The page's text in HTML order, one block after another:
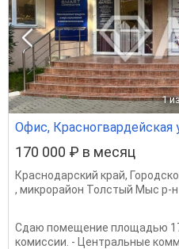
1
Офис, Красногвардейская
170 000 ₽ в месяц
Краснодарский край,
, микрорайон Толстый Мыс р-н
Сдаю помещение площадью
комиссии. - Центральные